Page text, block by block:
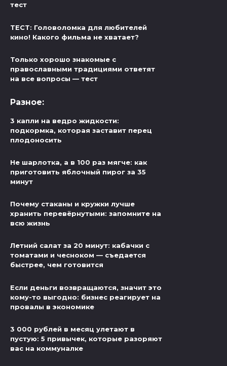
тест
ТЕСТ: Головоломка для любителей
кино! Какого фильма не хватает?
Только хорошо знакомые с
православными традициями ответят
на все вопросы — тест
Разное:
3 капли на ведро жидкости:
подкормка, которая заставит перец
плодоносить
Не шарлотка, а в 100 раз мягче: как
приготовить яблочный пирог за 35
минут
Почему стаканы и кружки лучше
хранить перевёрнутыми: запомните на
всю жизнь
Летний салат за 20 минут: кабачки с
томатами и чесноком — съедается
быстрее, чем готовится
Если деньги возвращаются, значит это
кому-то выгодно: бизнес реагирует на
провалы в экономике
3 000 рублей в месяц улетают в
пустую: 5 привычек, которые разоряют
вас на коммуналке